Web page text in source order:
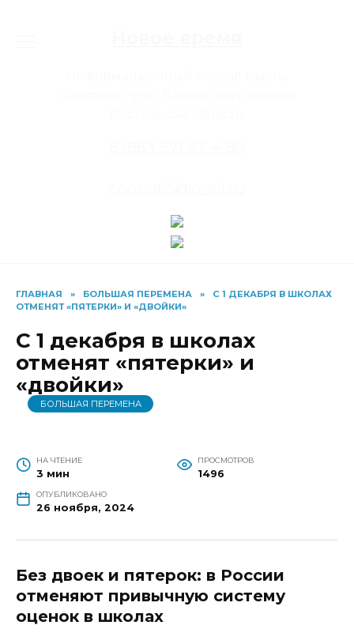
ГЛАВНАЯ » БОЛЬШАЯ ПЕРЕМЕНА »
С 1 ДЕКАБРЯ В ШКОЛАХ
ОТМЕНЯТ «ПЯТЕРКИ» И «ДВОЙКИ»
С 1 декабря в школах
отменят «пятерки» и
«двойки»
БОЛЬШАЯ ПЕРЕМЕНА
НА ЧТЕНИЕ
3 мин
ПРОСМОТРОВ
1496
ОПУБЛИКОВАНО
26 ноября, 2024
Без двоек и пятерок: в России
отменяют привычную систему
оценок в школах